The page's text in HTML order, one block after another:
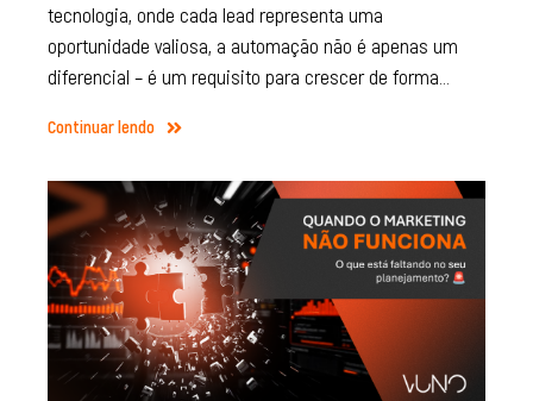
tecnologia, onde cada lead representa uma
oportunidade valiosa, a automação não é apenas um
diferencial – é um requisito para crescer de forma…
Continuar lendo